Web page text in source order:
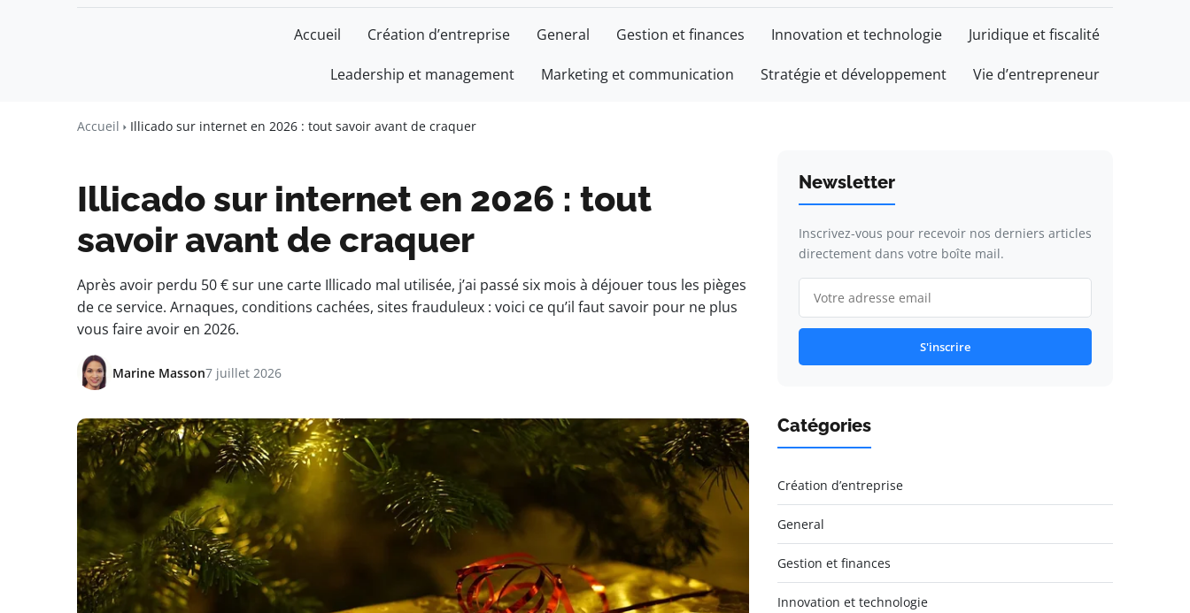
Un Monde Libre
Liberté • Connaissance • Engagement
Accueil Création d’entreprise General Gestion et finances Innovation et technologie Juridique et fiscalité
Leadership et management Marketing et communication Stratégie et développement Vie d’entrepreneur
Accueil Illicado sur internet en 2026 : tout savoir avant de craquer
Illicado sur internet en 2026 : tout
savoir avant de craquer
Après avoir perdu 50 € sur une carte Illicado mal utilisée, j’ai passé six mois à déjouer tous les pièges
de ce service. Arnaques, conditions cachées, sites frauduleux : voici ce qu’il faut savoir pour ne plus
vous faire avoir en 2026.
Marine Masson7 juillet 2026
Newsletter
Inscrivez-vous pour recevoir nos derniers articles
directement dans votre boîte mail.
S'inscrire
Catégories
Création d’entreprise
General
Gestion et finances
Innovation et technologie